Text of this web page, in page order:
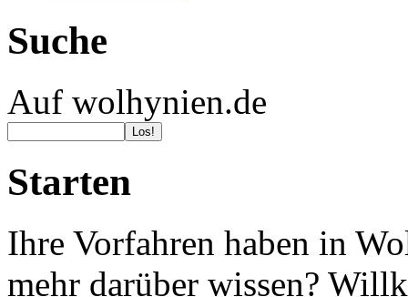
Suche
Auf wolhynien.de
Starten
Ihre Vorfahren haben in
mehr darüber wissen?